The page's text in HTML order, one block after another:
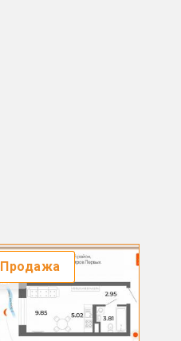
Продажа